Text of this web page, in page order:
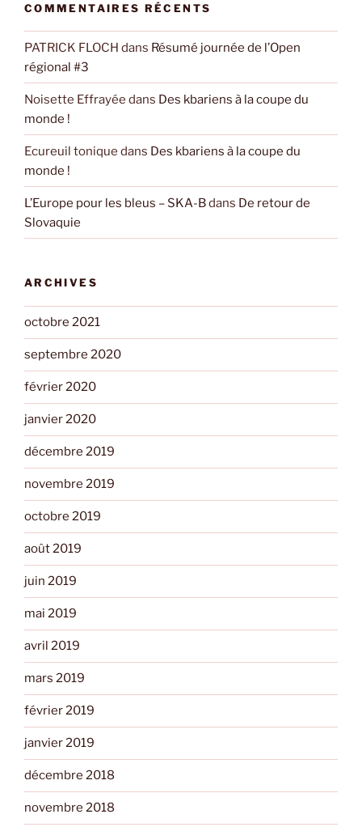
COMMENTAIRES RÉCENTS
PATRICK FLOCH dans Résumé journée de l’Open
régional #3
Noisette Effrayée dans Des kbariens à la coupe du
monde !
Ecureuil tonique dans Des kbariens à la coupe du
monde !
L’Europe pour les bleus – SKA-Bdans De retour de
Slovaquie
ARCHIVES
octobre 2021
septembre 2020
février 2020
janvier 2020
décembre 2019
novembre 2019
octobre 2019
août 2019
juin 2019
mai 2019
avril 2019
mars 2019
février 2019
janvier 2019
décembre 2018
novembre 2018